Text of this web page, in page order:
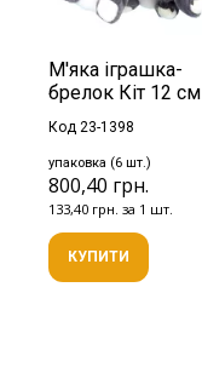
М'яка іграшка-
брелок Кіт 12 см
Код 23-1398
упаковка (6 шт.)
800,40 грн.
133,40 грн. за 1 шт.
КУПИТИ